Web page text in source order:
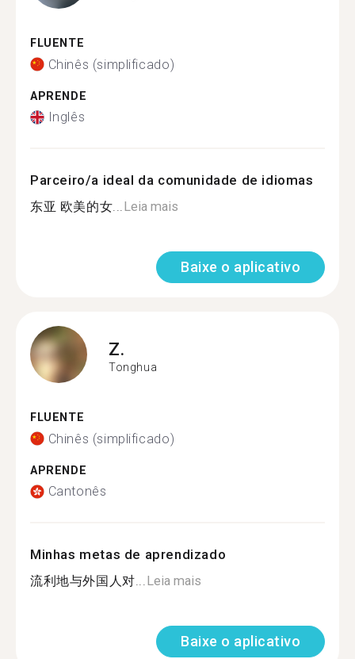
FLUENTE
Chinês (simplificado)
APRENDE
Inglês
Parceiro/a ideal da comunidade de idiomas
东亚 欧美的女...Leia mais
Baixe o aplicativo
Z.
Tonghua
FLUENTE
Chinês (simplificado)
APRENDE
Cantonês
Minhas metas de aprendizado
流利地与外国人对...Leia mais
Baixe o aplicativo